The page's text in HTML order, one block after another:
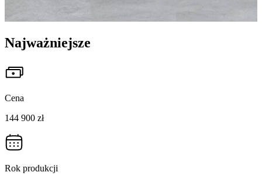
Najważniejsze
Cena
144 900 zł
Rok produkcji